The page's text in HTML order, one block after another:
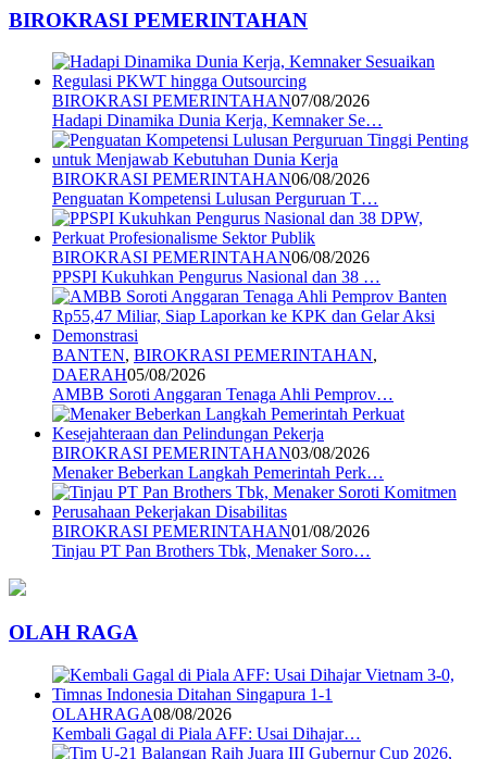
BIROKRASI PEMERINTAHAN
BIROKRASI PEMERINTAHAN07/08/2026
Hadapi Dinamika Dunia Kerja, Kemnaker Se…
BIROKRASI PEMERINTAHAN06/08/2026
Penguatan Kompetensi Lulusan Perguruan T…
BIROKRASI PEMERINTAHAN06/08/2026
PPSPI Kukuhkan Pengurus Nasional dan 38 …
BANTEN, BIROKRASI PEMERINTAHAN,
DAERAH05/08/2026
AMBB Soroti Anggaran Tenaga Ahli Pemprov…
BIROKRASI PEMERINTAHAN03/08/2026
Menaker Beberkan Langkah Pemerintah Perk…
BIROKRASI PEMERINTAHAN01/08/2026
Tinjau PT Pan Brothers Tbk, Menaker Soro…
OLAH RAGA
OLAHRAGA08/08/2026
Kembali Gagal di Piala AFF: Usai Dihajar…